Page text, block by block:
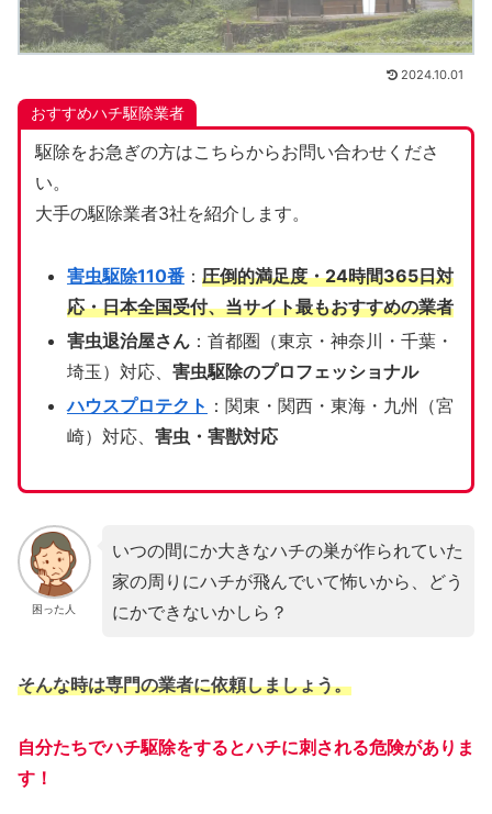
2024.10.01
おすすめハチ駆除業者
駆除をお急ぎの方はこちらからお問い合わせくださ
い。
大手の駆除業者3社を紹介します。
害虫駆除110番： 圧倒的満足度・24時間365日対
応・日本全国受付、当サイト最もおすすめの業者
害虫退治屋さん：首都圏（東京・神奈川・千葉・
埼玉）対応、 害虫駆除のプロフェッショナル
ハウスプロテクト ：関東・関西・東海・九州（宮
崎）対応、 害虫・害獣対応
困った人
いつの間にか大きなハチの巣が作られていた
家の周りにハチが飛んでいて怖いから、どう
にかできないかしら？
そんな時は専門の業者に依頼しましょう。
自分たちでハチ駆除をするとハチに刺される危険がありま
す！